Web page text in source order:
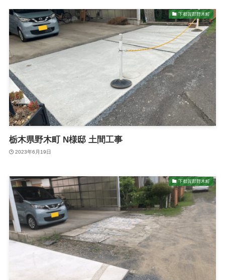
下都賀郡野木町
栃木県野木町 N様邸 土間工事
2023年6月19日
下都賀郡野木町